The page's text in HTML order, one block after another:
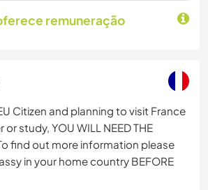
remuneração
Citizen and planning to visit France
study, YOU WILL NEED THE
find out more information please
in your home country BEFORE